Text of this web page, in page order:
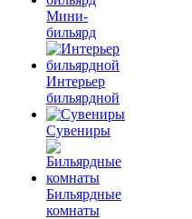
Мини-
бильярд
Интерьер
бильярдной
Сувениры
Бильярдные
комнаты